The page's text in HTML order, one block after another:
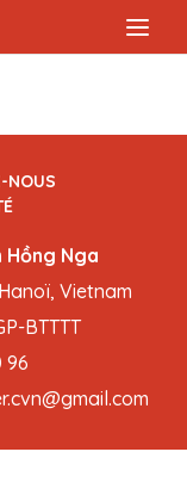
NOUS
Nga
Vietnam
BTTTT
96